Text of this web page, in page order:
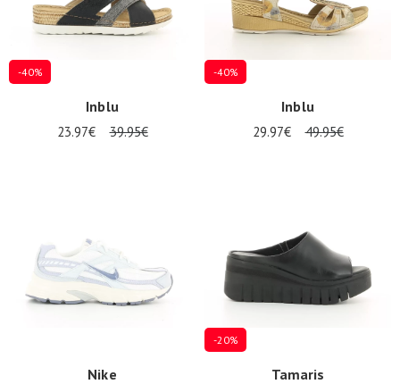
-40%
Inblu
23.97€ 39.95€
-40%
Inblu
29.97€ 49.95€
Nike
-20%
Tamaris